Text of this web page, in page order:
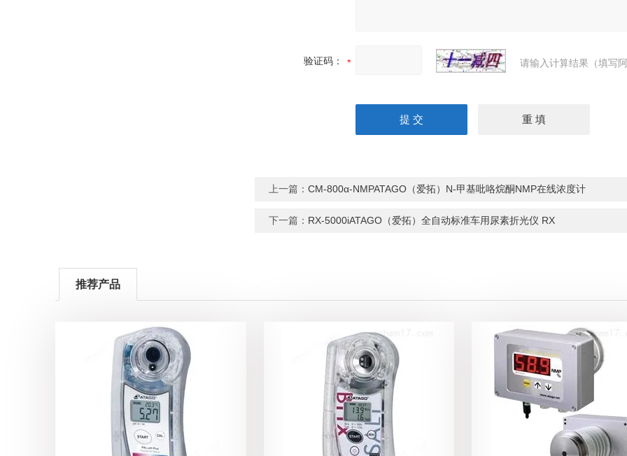
验证码： 请输入计算结果（填写
上一篇： CM-800α-NMPATAGO（爱拓）N-甲基吡咯烷酮NMP在线浓度计
下一篇： RX-5000iATAGO（爱拓）全自动标准车用尿素折光仪 RX
推荐产品